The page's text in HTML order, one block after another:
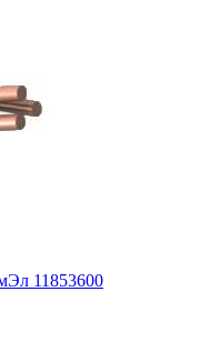
11853600